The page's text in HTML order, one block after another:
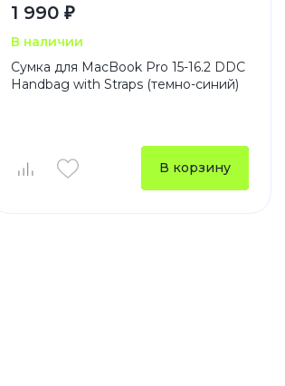
1 990 ₽
В наличии
Сумка для MacBook Pro 15-16.2 DDC
Handbag with Straps (темно-синий)
В корзину